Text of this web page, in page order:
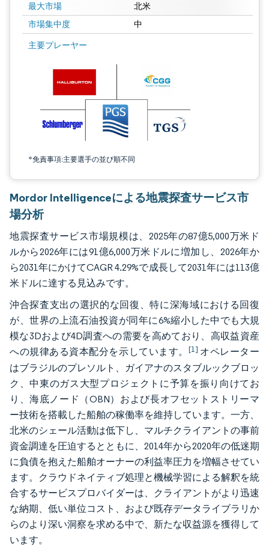
最大市場 北米
市場集中度 中
主要プレーヤー
*免責事項:主要選手の並び順不同
画像 © Mordor Intelligence。再利用にはCC BY 4.0の表示が必要です。
Mordor Intelligenceによる地震探査サービス市
場分析
地震探査サービス市場規模は、2025年の87億5,000万米ド
ルから2026年には91億6,000万米ドルに増加し、2026年か
ら2031年にかけてCAGR 4.29%で成長して2031年には113億
米ドルに達する見込みです。
沖合探査支出の選択的な回復、特に深海域における回復
が、世界の上流石油投資が同年に6%縮小した中でも大規
模な3Dおよび4D調査への需要を高めており、高収益資産
への規律ある資本配分を示しています。 [1] オペレーター
はブラジルのプレソルト、ガイアナのスタブルックブロッ
ク、中東のガス大型プロジェクトに予算を振り向けてお
り、海底ノード（OBN）および長オフセットストリーマ
ー技術を搭載した船舶の稼働率を維持しています。一方、
北米のシェール活動は低下し、マルチクライアントの事前
資金調達を圧迫するとともに、2014年から2020年の低迷期
に負債を抱えた船舶オーナーの利益率圧力を増幅させてい
ます。クラウドネイティブ処理と機械学習による解釈を統
合するサービスプロバイダーは、クライアントがより迅速
な納期、低い単位コスト、および既存データライブラリか
らのより深い洞察を求める中で、新たな収益源を獲得して
います。